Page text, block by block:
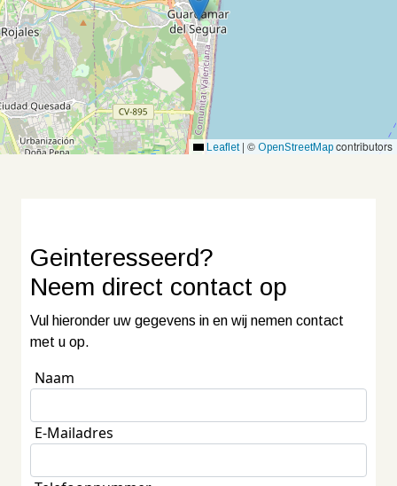
Leaflet | © OpenStreetMap contributors
Geinteresseerd?
Neem direct contact op
Vul hieronder uw gegevens in en wij nemen contact
met u op.
Naam
E-Mailadres